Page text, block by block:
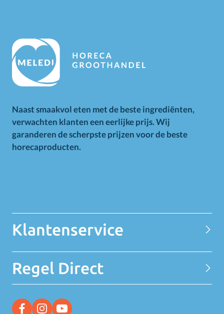
Naast smaakvol eten met de beste ingrediënten,
verwachten klanten een eerlijke prijs. Wij
garanderen de scherpste prijzen voor de beste
horecaproducten.
Klantenservice
Contact
Privacy Statement
Over MELEDI
MELEDI vestigingen
Regel Direct
Ontvang alle Deals